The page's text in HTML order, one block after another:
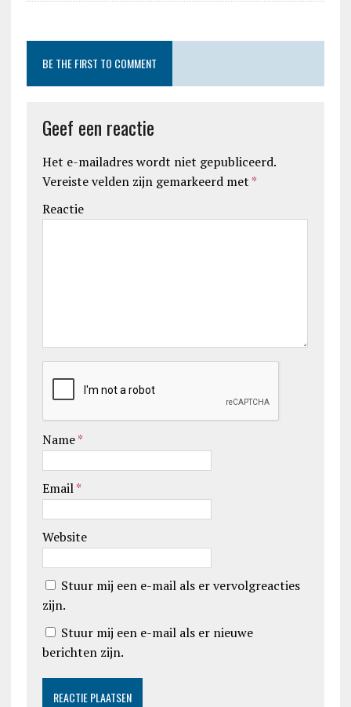
BE THE FIRST TO COMMENT
Geef een reactie
Het e-mailadres wordt niet gepubliceerd.
Vereiste velden zijn gemarkeerd met *
Reactie
Name*
Email*
Website
Stuur mij een e-mail als er vervolgreacties
zijn.
Stuur mij een e-mail als er nieuwe
berichten zijn.